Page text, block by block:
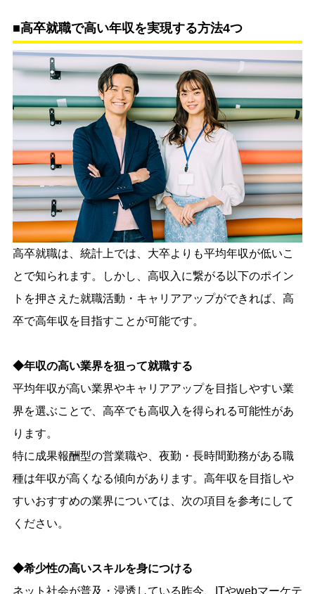
■高卒就職で高い年収を実現する方法4つ
高卒就職は、統計上では、大卒よりも平均年収が低いこ
とで知られます。しかし、高収入に繋がる以下のポイン
トを押さえた就職活動・キャリアアップができれば、高
卒で高年収を目指すことが可能です。
◆年収の高い業界を狙って就職する
平均年収が高い業界やキャリアアップを目指しやすい業
界を選ぶことで、高卒でも高収入を得られる可能性があ
ります。
特に成果報酬型の営業職や、夜勤・長時間勤務がある職
種は年収が高くなる傾向があります。高年収を目指しや
すいおすすめの業界については、次の項目を参考にして
ください。
◆希少性の高いスキルを身につける
ネット社会が普及・浸透している昨今、ITやwebマーケテ